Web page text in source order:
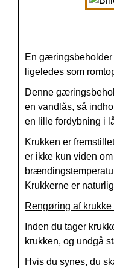
En gæringsbeholder
ligeledes som
Denne
en vandlås, så
en lille fordybning i
Krukken er
er ikke kun viden
Krukkerne er
Rengøring af krukke
Inden du tager
krukken, og undgå
Hvis du synes, du